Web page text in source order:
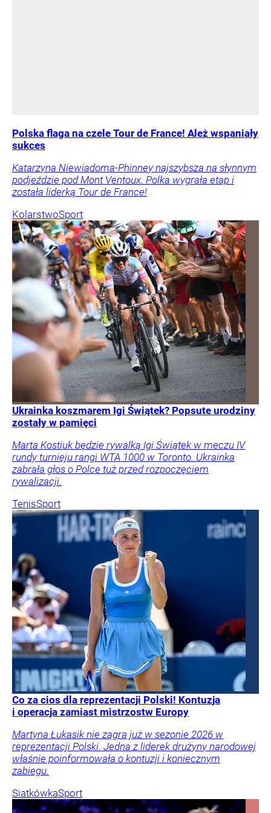
Polska flaga na czele Tour de France! Ależ wspaniały
sukces
Katarzyna Niewiadoma-Phinney najszybsza na słynnym
podjeździe pod Mont Ventoux. Polka wygrała etap i
została liderką Tour de France!
KolarstwoSport
Ukrainka koszmarem Igi Świątek? Popsute urodziny
zostały w pamięci
Marta Kostiuk będzie rywalką Igi Świątek w meczu IV
rundy turnieju rangi WTA 1000 w Toronto. Ukrainka
zabrała głos o Polce tuż przed rozpoczęciem
rywalizacji.
TenisSport
Co za cios dla reprezentacji Polski! Kontuzja
i operacja zamiast mistrzostw Europy
Martyna Łukasik nie zagra już w sezonie 2026 w
reprezentacji Polski. Jedna z liderek drużyny narodowej
właśnie poinformowała o kontuzji i koniecznym
zabiegu.
SiatkówkaSport